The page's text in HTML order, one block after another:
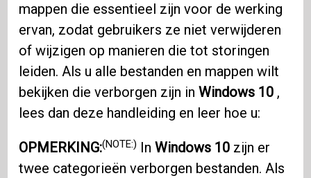
mappen die essentieel zijn voor de werking
ervan, zodat gebruikers ze niet verwijderen
of wijzigen op manieren die tot storingen
leiden. Als u alle bestanden en mappen wilt
bekijken die verborgen zijn inWindows 10 ,
lees dan deze handleiding en leer hoe u:
OPMERKING:(NOTE:) InWindows 10 zijn er
twee categorieën verborgen bestanden. Als